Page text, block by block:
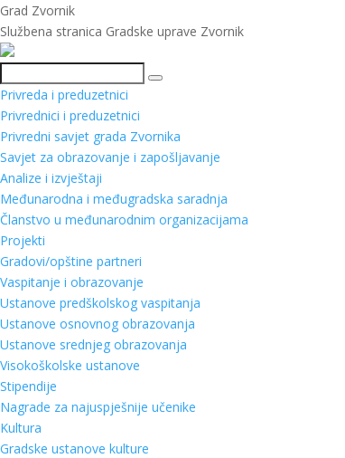
Grad Zvornik
Službena stranica Gradske uprave Zvornik
Pretraga
Privreda i preduzetnici
Privrednici i preduzetnici
Privredni savjet grada Zvornika
Savjet za obrazovanje i zapošljavanje
Analize i izvještaji
Međunarodna i međugradska saradnja
Članstvo u međunarodnim organizacijama
Projekti
Gradovi/opštine partneri
Vaspitanje i obrazovanje
Ustanove predškolskog vaspitanja
Ustanove osnovnog obrazovanja
Ustanove srednjeg obrazovanja
Visokoškolske ustanove
Stipendije
Nagrade za najuspješnije učenike
Kultura
Gradske ustanove kulture